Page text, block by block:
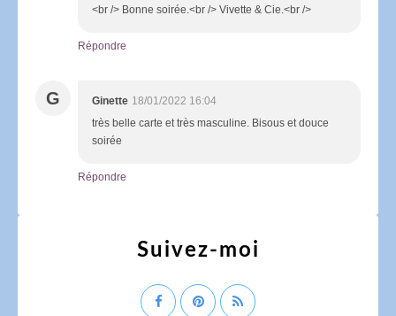
<br /> Bonne soirée.<br /> Vivette & Cie.<br />
Répondre
G Ginette 18/01/2022 16:04
très belle carte et très masculine. Bisous et douce
soirée
Répondre
Suivez-moi